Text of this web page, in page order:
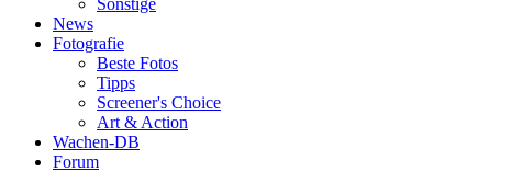
Sonstige
News
Fotografie
Beste Fotos
Tipps
Screener's Choice
Art & Action
Wachen-DB
Forum